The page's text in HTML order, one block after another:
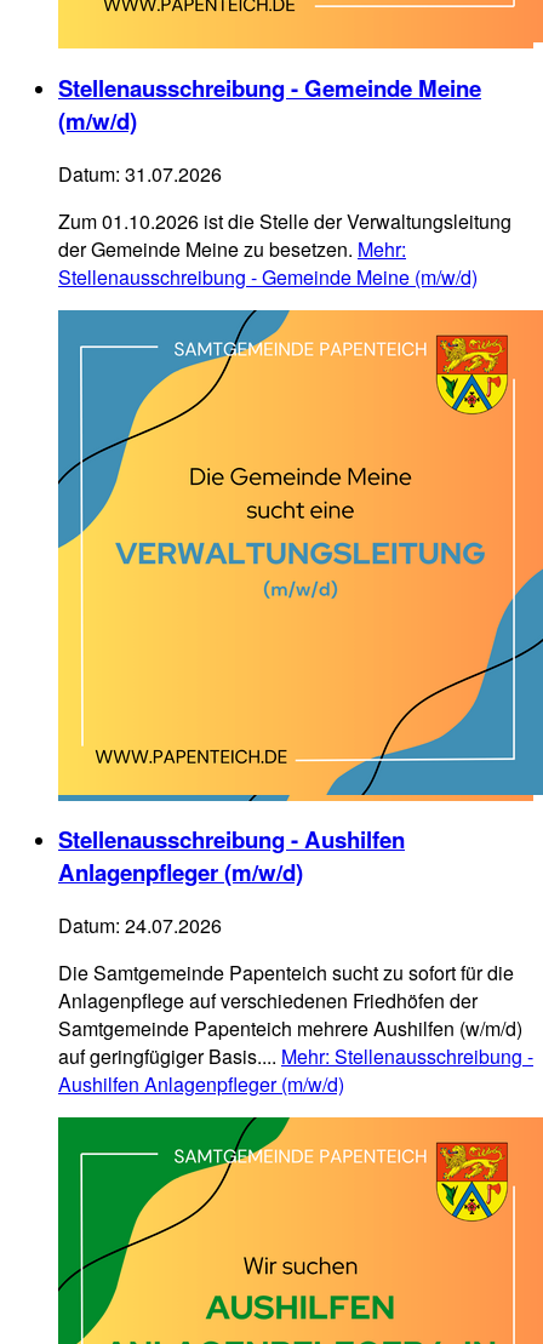
Stellenausschreibung - Gemeinde Meine
(m/w/d)
Datum: 31.07.2026
Zum 01.10.2026 ist die Stelle der Verwaltungsleitung
der Gemeinde Meine zu besetzen. Mehr:
Stellenausschreibung - Gemeinde Meine (m/w/d)
Stellenausschreibung - Aushilfen
Anlagenpfleger (m/w/d)
Datum: 24.07.2026
Die Samtgemeinde Papenteich sucht zu sofort für die
Anlagenpflege auf verschiedenen Friedhöfen der
Samtgemeinde Papenteich mehrere Aushilfen (w/m/d)
auf geringfügiger Basis.... Mehr: Stellenausschreibung -
Aushilfen Anlagenpfleger (m/w/d)